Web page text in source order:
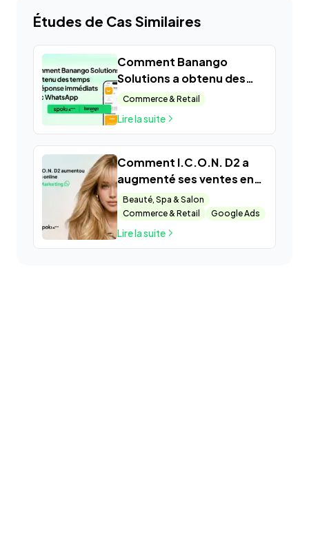
Études de Cas Similaires
Comment Banango
Solutions a obtenu des
temps de réponse
immédiats avec
WhatsApp
Commerce & Retail
Lire la suite
Comment I.C.O.N. D2 a
augmenté ses ventes en
ligne avec WhatsApp
Marketing grâce à Spoki
Beauté, Spa & Salon
Commerce & Retail
Google Ads
Lire la suite